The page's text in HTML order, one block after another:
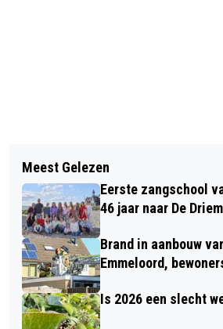
WILDE WEIDE FESTIVAL
VERDWALEN IS
OOIT
BIERFESTIVAL BIJ DE
KUINRE GEANNULEERD
WEINIG AANMELDINGEN
Meest Gelezen
Eerste zangschool
46 jaar naar De
Brand in aanbouw
Emmeloord,
Is 2026 een slecht